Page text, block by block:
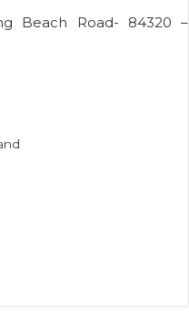
Beach Road- 84320 –